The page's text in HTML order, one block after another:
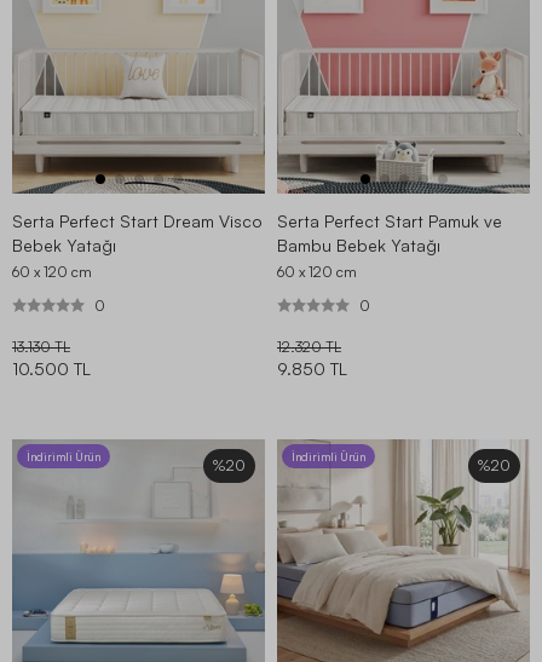
Serta Perfect Start Dream Visco
Bebek Yatağı
60 x 120 cm
0
13.130 TL
10.500 TL
Serta Perfect Start Pamuk ve
Bambu Bebek Yatağı
60 x 120 cm
0
12.320 TL
9.850 TL
%20
İndirimli Ürün %20
İndirimli Ürün